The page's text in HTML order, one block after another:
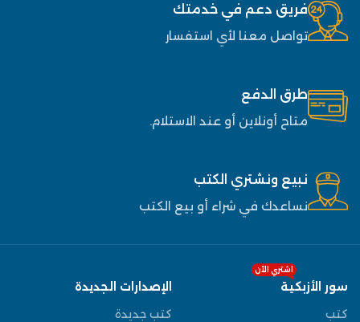
فريق دعم في خدمتك
تواصل معنا لأي استفسار
طرق الدفع
متاح أونلاين أو عند الاستلام.
نبيع ونشتري الكتب
نساعدك في شراء أو بيع الكتب
سور الأزبكية
اشتري الآن
كتب
الإصدارات الجديدة
كتب جديدة